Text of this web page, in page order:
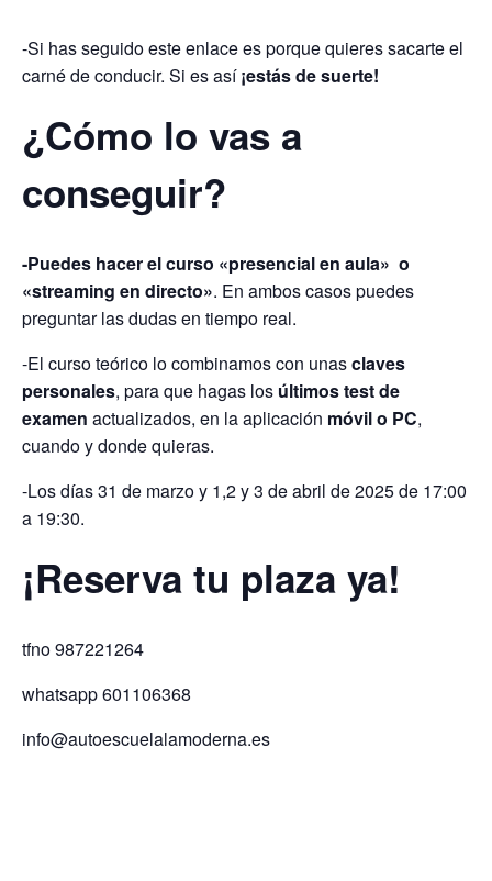
-Si has seguido este enlace es porque quieres sacarte el
carné de conducir. Si es así¡estás de suerte!
¿Cómo lo vas a
conseguir?
-Puedes hacer el curso «presencial en aula» o
«streaming en directo». En ambos casos puedes
preguntar las dudas en tiempo real.
-El curso teórico lo combinamos con unasclaves
personales, para que hagas los últimos test de
examen actualizados, en la aplicación móvil o PC,
cuando y donde quieras.
-Los días 31 de marzo y 1,2 y 3 de abril de 2025 de 17:00
a 19:30.
¡Reserva tu plaza ya!
tfno 987221264
whatsapp 601106368
info@autoescuelalamoderna.es